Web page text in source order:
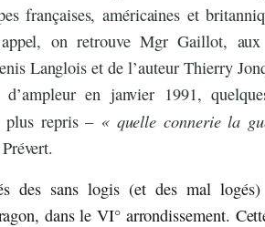
françaises, américaines et
on retrouve Mgr Gaillot,
Langlois et de l’auteur Thierry
en janvier 1991,
plus repris – « quelle connerie la
des sans logis (et des mal logés)
dans le VI° arrondissement.